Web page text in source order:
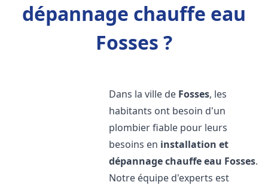
dépannage chauffe eau
Fosses ?
Dans la ville de Fosses, les
habitants ont besoin d'un
plombier fiable pour leurs
besoins en installation et
dépannage chauffe eau Fosses.
Notre équipe d'experts est